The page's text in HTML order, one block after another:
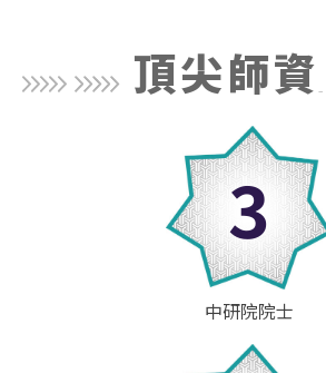
頂尖師資
3
中研院院士